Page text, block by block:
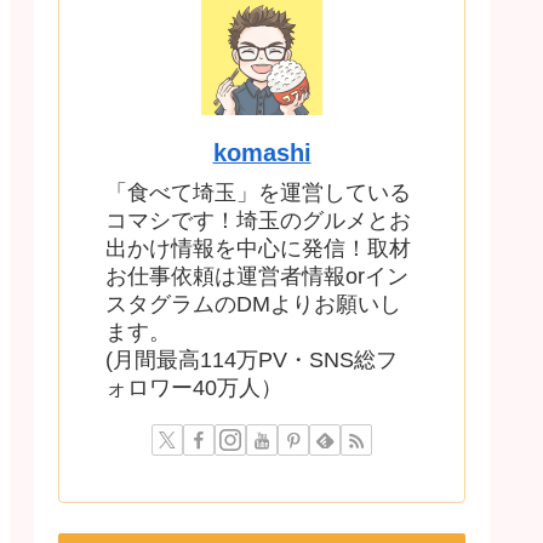
komashi
「食べて埼玉」を運営している
コマシです！埼玉のグルメとお
出かけ情報を中心に発信！取材
お仕事依頼は運営者情報orイン
スタグラムのDMよりお願いし
ます。
(月間最高114万PV・SNS総フ
ォロワー40万人）